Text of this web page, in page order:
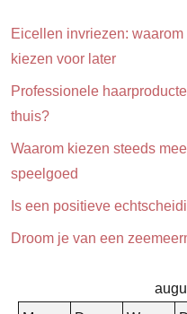
Eicellen invriezen:
kiezen voor later
Professionele
thuis?
Waarom kiezen steeds
speelgoed
Is een positieve
Droom je van een